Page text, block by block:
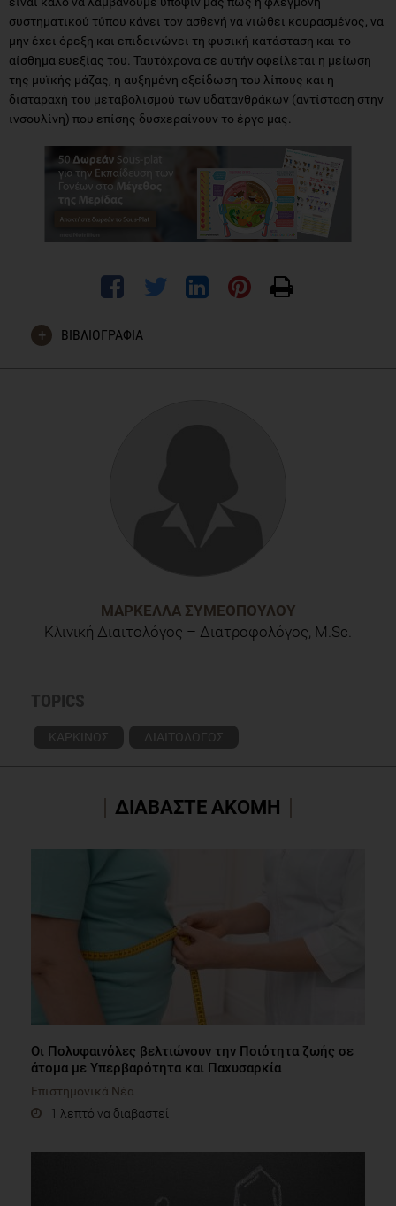
συστηματικού τύπου κάνει τον ασθενή να νιώθει κουρασμένος, να
μην έχει όρεξη και επιδεινώνει τη φυσική κατάσταση και το
αίσθημα ευεξίας του. Ταυτόχρονα σε αυτήν οφείλεται η μείωση
της μυϊκής μάζας, η αυξημένη οξείδωση του λίπους και η
διαταραχή του μεταβολισμού των υδατανθράκων (αντίσταση στην
ινσουλίνη) που επίσης δυσχεραίνουν το έργο μας.
ΒΙΒΛΙΟΓΡΑΦΙΑ
ΜΑΡΚΈΛΛΑ ΣΥΜΕΟΠΟΎΛΟΥ
Κλινική Διαιτολόγος – Διατροφολόγος, M.Sc.
TOPICS
ΚΑΡΚΙΝΟΣ ΔΙΑΙΤΟΛΟΓΟΣ
ΔΙΑΒΑΣΤΕ ΑΚΟΜΗ
Οι Πολυφαινόλες βελτιώνουν την Ποιότητα ζωής σε
άτομα με Υπερβαρότητα και Παχυσαρκία
Επιστημονικά Νέα
1 λεπτό να διαβαστεί